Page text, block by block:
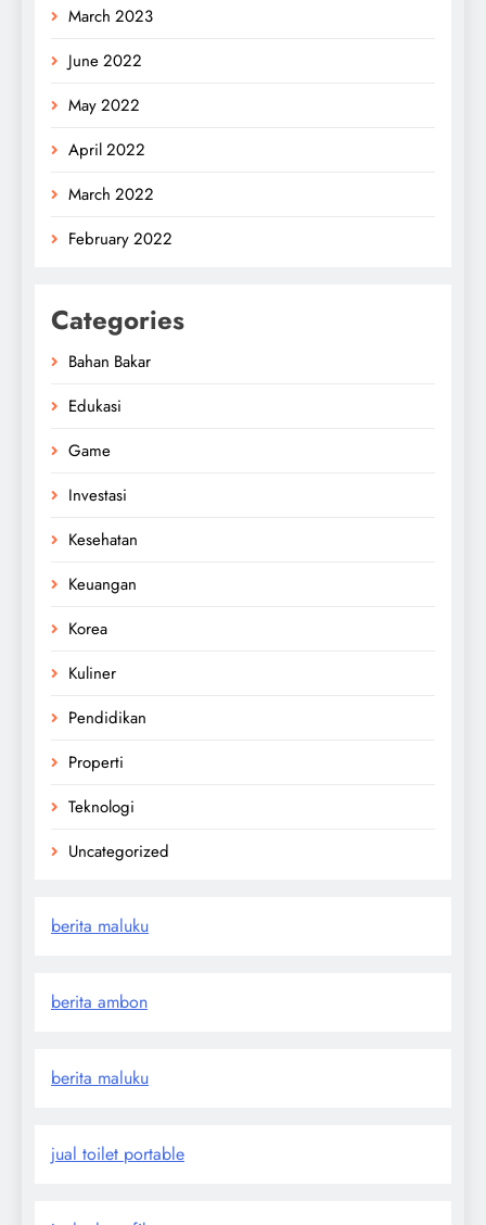
March 2023
June 2022
May 2022
April 2022
March 2022
February 2022
Categories
Bahan Bakar
Edukasi
Game
Investasi
Kesehatan
Keuangan
Korea
Kuliner
Pendidikan
Properti
Teknologi
Uncategorized
berita maluku
berita ambon
berita maluku
jual toilet portable